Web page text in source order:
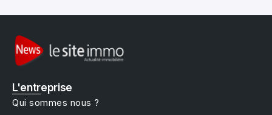
L'entreprise
Qui sommes nous ?